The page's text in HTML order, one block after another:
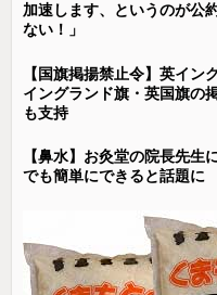
加速します、というのが公
ない！」
【国旗掲揚禁止令】英イン
イングランド旗・英国旗の
も支持
【鼻水】お灸堂の院長先生
でも簡単にできると話題に